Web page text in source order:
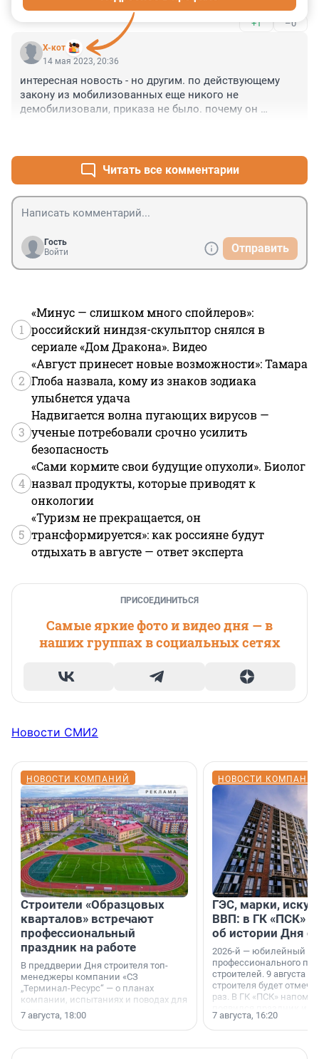
+1 –0
X-кот
14 мая 2023, 20:36
интересная новость - но другим. по действующему
закону из мобилизованных еще никого не
демобилизовали, приказа не было. почему он
Читать все комментарии
Гость
Войти
Отправить
1
«Минус — слишком много спойлеров»:
российский ниндзя-скульптор снялся в
сериале «Дом Дракона». Видео
2
«Август принесет новые возможности»: Тамара
Глоба назвала, кому из знаков зодиака
улыбнется удача
3
Надвигается волна пугающих вирусов —
ученые потребовали срочно усилить
безопасность
4
«Сами кормите свои будущие опухоли». Биолог
назвал продукты, которые приводят к
онкологии
5
«Туризм не прекращается, он
трансформируется»: как россияне будут
отдыхать в августе — ответ эксперта
ПРИСОЕДИНИТЬСЯ
Самые яркие фото и видео дня — в
наших группах в социальных сетях
Новости СМИ2
НОВОСТИ КОМПАНИЙ
Строители «Образцовых
кварталов» встречают
профессиональный
праздник на работе
В преддверии Дня строителя топ-
менеджеры компании «СЗ
„Терминал-Ресурс“ — о планах
компании, испытаниях и поводах для
осторожного оптимизма.
7 августа, 18:00
НОВОСТИ
ГЭС, марки,
ВВП: в ГК «ПСК»
об истории Дня
2026-й — юбилейный
профессионального
строителей. 9 августа
строителя будет
раз. В ГК «ПСК»
поменялась роль
7 августа, 16:20